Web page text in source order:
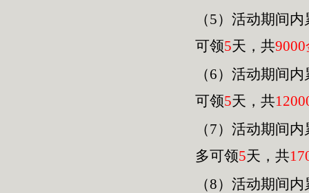
（5）活动期间
可领5天，共9000
（6）活动期间
可领5天，共120
（7）活动期间
多可领5天，共
（8）活动期间